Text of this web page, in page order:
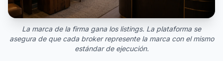
La marca de la firma gana los listings. La plataforma se
asegura de que cada broker represente la marca con el mismo
estándar de ejecución.